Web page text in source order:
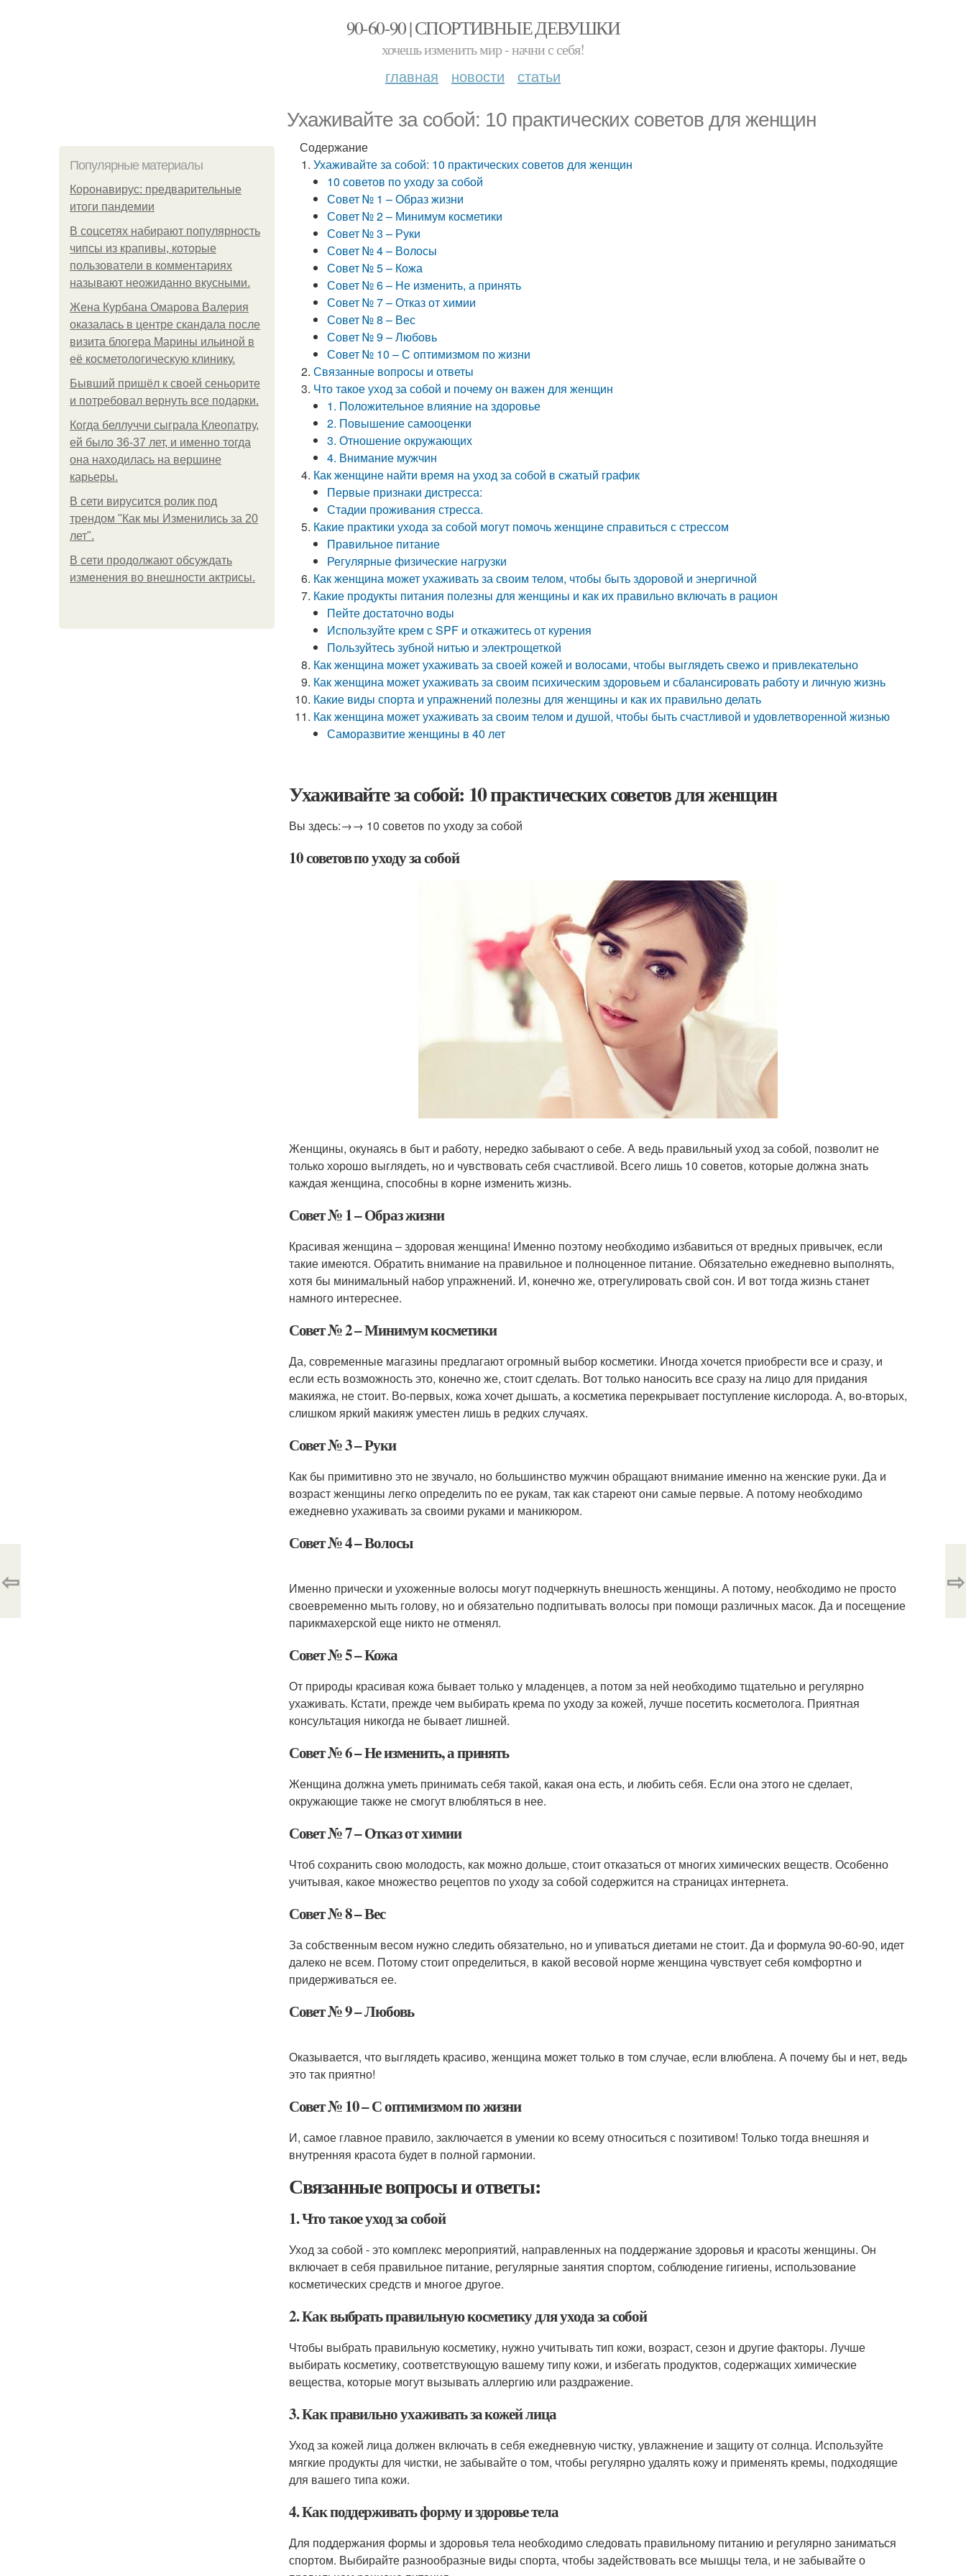
90-60-90 | СПОРТИВНЫЕ ДЕВУШКИ
хочешь изменить мир - начни с себя!
главная новости статьи
Ухаживайте за собой: 10 практических советов для женщин
Популярные материалы
Коронавирус: предварительные
итоги пандемии
В соцсетях набирают популярность
чипсы из крапивы, которые
пользователи в комментариях
называют неожиданно вкусными.
Жена Курбана Омарова Валерия
оказалась в центре скандала после
визита блогера Марины ильиной в
её косметологическую клинику.
Бывший пришёл к своей сеньорите
и потребовал вернуть все подарки.
Когда беллуччи сыграла Клеопатру,
ей было 36-37 лет, и именно тогда
она находилась на вершине
карьеры.
В сети вирусится ролик под
трендом "Как мы Изменились за 20
лет".
В сети продолжают обсуждать
изменения во внешности актрисы.
Содержание
Ухаживайте за собой: 10 практических советов для женщин
10 советов по уходу за собой
Совет № 1 – Образ жизни
Совет № 2 – Минимум косметики
Совет № 3 – Руки
Совет № 4 – Волосы
Совет № 5 – Кожа
Совет № 6 – Не изменить, а принять
Совет № 7 – Отказ от химии
Совет № 8 – Вес
Совет № 9 – Любовь
Совет № 10 – С оптимизмом по жизни
Связанные вопросы и ответы
Что такое уход за собой и почему он важен для женщин
1. Положительное влияние на здоровье
2. Повышение самооценки
3. Отношение окружающих
4. Внимание мужчин
Как женщине найти время на уход за собой в сжатый график
Первые признаки дистресса:
Стадии проживания стресса.
Какие практики ухода за собой могут помочь женщине справиться с стрессом
Правильное питание
Регулярные физические нагрузки
Как женщина может ухаживать за своим телом, чтобы быть здоровой и энергичной
Какие продукты питания полезны для женщины и как их правильно включать в рацион
Пейте достаточно воды
Используйте крем с SPF и откажитесь от курения
Пользуйтесь зубной нитью и электрощеткой
Как женщина может ухаживать за своей кожей и волосами, чтобы выглядеть свежо и привлекательно
Как женщина может ухаживать за своим психическим здоровьем и сбалансировать работу и личную жизнь
Какие виды спорта и упражнений полезны для женщины и как их правильно делать
Как женщина может ухаживать за своим телом и душой, чтобы быть счастливой и удовлетворенной жизнью
Саморазвитие женщины в 40 лет
Ухаживайте за собой: 10 практических советов для женщин
Вы здесь:→→ 10 советов по уходу за собой
10 советов по уходу за собой
Женщины, окунаясь в быт и работу, нередко забывают о себе. А ведь правильный уход за собой, позволит не
только хорошо выглядеть, но и чувствовать себя счастливой. Всего лишь 10 советов, которые должна знать
каждая женщина, способны в корне изменить жизнь.
Совет № 1 – Образ жизни
Красивая женщина – здоровая женщина! Именно поэтому необходимо избавиться от вредных привычек, если
такие имеются. Обратить внимание на правильное и полноценное питание. Обязательно ежедневно выполнять,
хотя бы минимальный набор упражнений. И, конечно же, отрегулировать свой сон. И вот тогда жизнь станет
намного интереснее.
Совет № 2 – Минимум косметики
Да, современные магазины предлагают огромный выбор косметики. Иногда хочется приобрести все и сразу, и
если есть возможность это, конечно же, стоит сделать. Вот только наносить все сразу на лицо для придания
макияжа, не стоит. Во-первых, кожа хочет дышать, а косметика перекрывает поступление кислорода. А, во-вторых,
слишком яркий макияж уместен лишь в редких случаях.
Совет № 3 – Руки
Как бы примитивно это не звучало, но большинство мужчин обращают внимание именно на женские руки. Да и
возраст женщины легко определить по ее рукам, так как стареют они самые первые. А потому необходимо
ежедневно ухаживать за своими руками и маникюром.
Совет № 4 – Волосы
Именно прически и ухоженные волосы могут подчеркнуть внешность женщины. А потому, необходимо не просто
своевременно мыть голову, но и обязательно подпитывать волосы при помощи различных масок. Да и посещение
парикмахерской еще никто не отменял.
Совет № 5 – Кожа
От природы красивая кожа бывает только у младенцев, а потом за ней необходимо тщательно и регулярно
ухаживать. Кстати, прежде чем выбирать крема по уходу за кожей, лучше посетить косметолога. Приятная
консультация никогда не бывает лишней.
Совет № 6 – Не изменить, а принять
Женщина должна уметь принимать себя такой, какая она есть, и любить себя. Если она этого не сделает,
окружающие также не смогут влюбляться в нее.
Совет № 7 – Отказ от химии
Чтоб сохранить свою молодость, как можно дольше, стоит отказаться от многих химических веществ. Особенно
учитывая, какое множество рецептов по уходу за собой содержится на страницах интернета.
Совет № 8 – Вес
За собственным весом нужно следить обязательно, но и упиваться диетами не стоит. Да и формула 90-60-90, идет
далеко не всем. Потому стоит определиться, в какой весовой норме женщина чувствует себя комфортно и
придерживаться ее.
Совет № 9 – Любовь
Оказывается, что выглядеть красиво, женщина может только в том случае, если влюблена. А почему бы и нет, ведь
это так приятно!
Совет № 10 – С оптимизмом по жизни
И, самое главное правило, заключается в умении ко всему относиться с позитивом! Только тогда внешняя и
внутренняя красота будет в полной гармонии.
Связанные вопросы и ответы:
1. Что такое уход за собой
Уход за собой - это комплекс мероприятий, направленных на поддержание здоровья и красоты женщины. Он
включает в себя правильное питание, регулярные занятия спортом, соблюдение гигиены, использование
косметических средств и многое другое.
2. Как выбрать правильную косметику для ухода за собой
Чтобы выбрать правильную косметику, нужно учитывать тип кожи, возраст, сезон и другие факторы. Лучше
выбирать косметику, соответствующую вашему типу кожи, и избегать продуктов, содержащих химические
вещества, которые могут вызывать аллергию или раздражение.
3. Как правильно ухаживать за кожей лица
Уход за кожей лица должен включать в себя ежедневную чистку, увлажнение и защиту от солнца. Используйте
мягкие продукты для чистки, не забывайте о том, чтобы регулярно удалять кожу и применять кремы, подходящие
для вашего типа кожи.
4. Как поддерживать форму и здоровье тела
Для поддержания формы и здоровья тела необходимо следовать правильному питанию и регулярно заниматься
спортом. Выбирайте разнообразные виды спорта, чтобы задействовать все мышцы тела, и не забывайте о
⇦ ⇨